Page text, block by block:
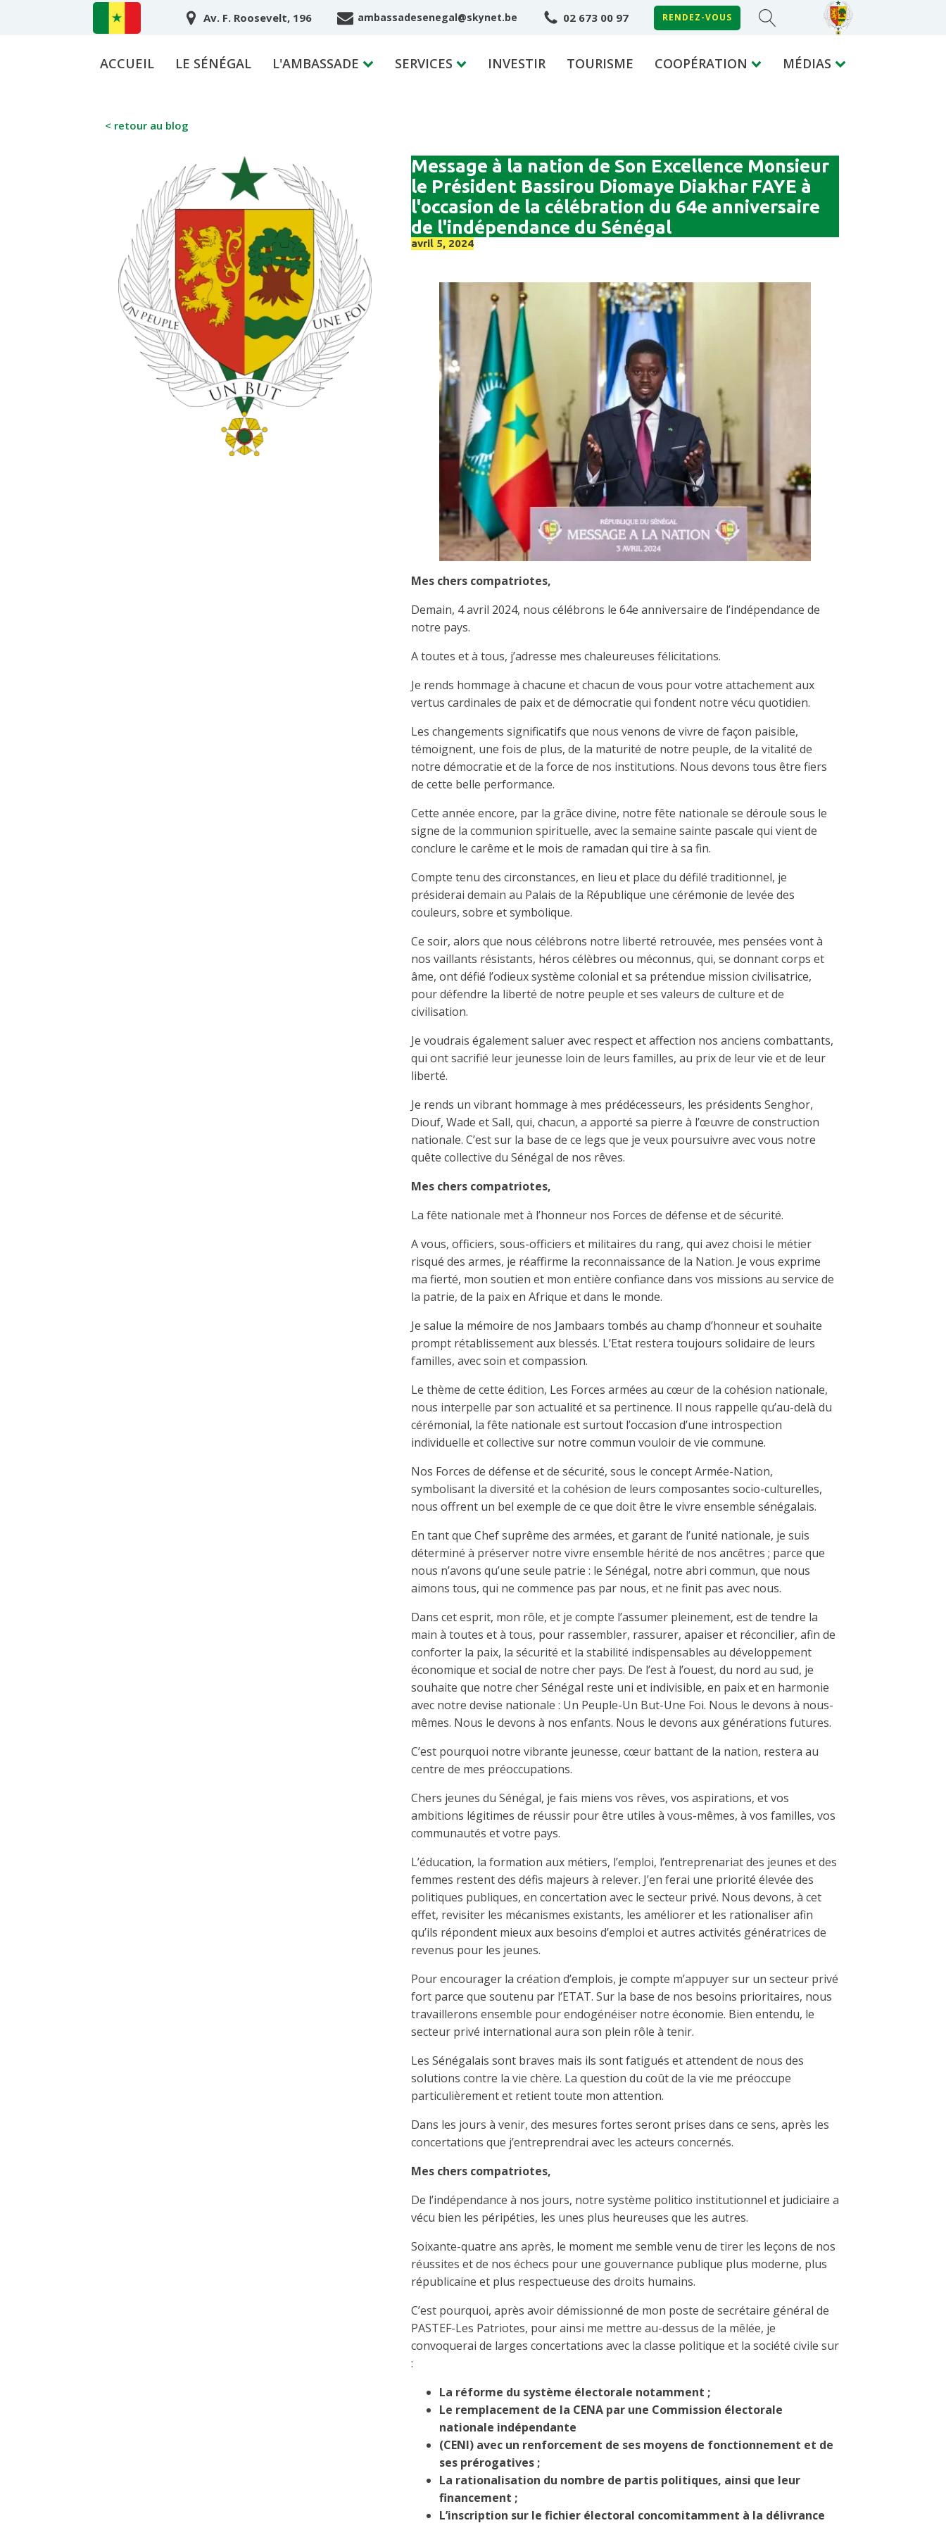
Av. F. Roosevelt, 196 ambassadesenegal@skynet.be 02 673 00 97 RENDEZ-VOUS
ACCUEIL LE SÉNÉGAL L'AMBASSADE SERVICES INVESTIR TOURISME COOPÉRATION MÉDIAS
< retour au blog
Message à la nation de Son Excellence Monsieur
le Président Bassirou Diomaye Diakhar FAYE à
l'occasion de la célébration du 64e anniversaire
de l'indépendance du Sénégal
avril 5, 2024
Mes chers compatriotes,
Demain, 4 avril 2024, nous célébrons le 64e anniversaire de l’indépendance de
notre pays.
A toutes et à tous, j’adresse mes chaleureuses félicitations.
Je rends hommage à chacune et chacun de vous pour votre attachement aux
vertus cardinales de paix et de démocratie qui fondent notre vécu quotidien.
Les changements significatifs que nous venons de vivre de façon paisible,
témoignent, une fois de plus, de la maturité de notre peuple, de la vitalité de
notre démocratie et de la force de nos institutions. Nous devons tous être fiers
de cette belle performance.
Cette année encore, par la grâce divine, notre fête nationale se déroule sous le
signe de la communion spirituelle, avec la semaine sainte pascale qui vient de
conclure le carême et le mois de ramadan qui tire à sa fin.
Compte tenu des circonstances, en lieu et place du défilé traditionnel, je
présiderai demain au Palais de la République une cérémonie de levée des
couleurs, sobre et symbolique.
Ce soir, alors que nous célébrons notre liberté retrouvée, mes pensées vont à
nos vaillants résistants, héros célèbres ou méconnus, qui, se donnant corps et
âme, ont défié l’odieux système colonial et sa prétendue mission civilisatrice,
pour défendre la liberté de notre peuple et ses valeurs de culture et de
civilisation.
Je voudrais également saluer avec respect et affection nos anciens combattants,
qui ont sacrifié leur jeunesse loin de leurs familles, au prix de leur vie et de leur
liberté.
Je rends un vibrant hommage à mes prédécesseurs, les présidents Senghor,
Diouf, Wade et Sall, qui, chacun, a apporté sa pierre à l’œuvre de construction
nationale. C’est sur la base de ce legs que je veux poursuivre avec vous notre
quête collective du Sénégal de nos rêves.
Mes chers compatriotes,
La fête nationale met à l’honneur nos Forces de défense et de sécurité.
A vous, officiers, sous-officiers et militaires du rang, qui avez choisi le métier
risqué des armes, je réaffirme la reconnaissance de la Nation. Je vous exprime
ma fierté, mon soutien et mon entière confiance dans vos missions au service de
la patrie, de la paix en Afrique et dans le monde.
Je salue la mémoire de nos Jambaars tombés au champ d’honneur et souhaite
prompt rétablissement aux blessés. L’Etat restera toujours solidaire de leurs
familles, avec soin et compassion.
Le thème de cette édition, Les Forces armées au cœur de la cohésion nationale,
nous interpelle par son actualité et sa pertinence. Il nous rappelle qu’au-delà du
cérémonial, la fête nationale est surtout l’occasion d’une introspection
individuelle et collective sur notre commun vouloir de vie commune.
Nos Forces de défense et de sécurité, sous le concept Armée-Nation,
symbolisant la diversité et la cohésion de leurs composantes socio-culturelles,
nous offrent un bel exemple de ce que doit être le vivre ensemble sénégalais.
En tant que Chef suprême des armées, et garant de l’unité nationale, je suis
déterminé à préserver notre vivre ensemble hérité de nos ancêtres ; parce que
nous n’avons qu’une seule patrie : le Sénégal, notre abri commun, que nous
aimons tous, qui ne commence pas par nous, et ne finit pas avec nous.
Dans cet esprit, mon rôle, et je compte l’assumer pleinement, est de tendre la
main à toutes et à tous, pour rassembler, rassurer, apaiser et réconcilier, afin de
conforter la paix, la sécurité et la stabilité indispensables au développement
économique et social de notre cher pays. De l’est à l’ouest, du nord au sud, je
souhaite que notre cher Sénégal reste uni et indivisible, en paix et en harmonie
avec notre devise nationale : Un Peuple-Un But-Une Foi. Nous le devons à nous-
mêmes. Nous le devons à nos enfants. Nous le devons aux générations futures.
C’est pourquoi notre vibrante jeunesse, cœur battant de la nation, restera au
centre de mes préoccupations.
Chers jeunes du Sénégal, je fais miens vos rêves, vos aspirations, et vos
ambitions légitimes de réussir pour être utiles à vous-mêmes, à vos familles, vos
communautés et votre pays.
L’éducation, la formation aux métiers, l’emploi, l’entreprenariat des jeunes et des
femmes restent des défis majeurs à relever. J’en ferai une priorité élevée des
politiques publiques, en concertation avec le secteur privé. Nous devons, à cet
effet, revisiter les mécanismes existants, les améliorer et les rationaliser afin
qu’ils répondent mieux aux besoins d’emploi et autres activités génératrices de
revenus pour les jeunes.
Pour encourager la création d’emplois, je compte m’appuyer sur un secteur privé
fort parce que soutenu par l’ETAT. Sur la base de nos besoins prioritaires, nous
travaillerons ensemble pour endogénéiser notre économie. Bien entendu, le
secteur privé international aura son plein rôle à tenir.
Les Sénégalais sont braves mais ils sont fatigués et attendent de nous des
solutions contre la vie chère. La question du coût de la vie me préoccupe
particulièrement et retient toute mon attention.
Dans les jours à venir, des mesures fortes seront prises dans ce sens, après les
concertations que j’entreprendrai avec les acteurs concernés.
Mes chers compatriotes,
De l’indépendance à nos jours, notre système politico institutionnel et judiciaire a
vécu bien les péripéties, les unes plus heureuses que les autres.
Soixante-quatre ans après, le moment me semble venu de tirer les leçons de nos
réussites et de nos échecs pour une gouvernance publique plus moderne, plus
républicaine et plus respectueuse des droits humains.
C’est pourquoi, après avoir démissionné de mon poste de secrétaire général de
PASTEF-Les Patriotes, pour ainsi me mettre au-dessus de la mêlée, je
convoquerai de larges concertations avec la classe politique et la société civile sur
:
La réforme du système électorale notamment ;
Le remplacement de la CENA par une Commission électorale
nationale indépendante
(CENI) avec un renforcement de ses moyens de fonctionnement et de
ses prérogatives ;
La rationalisation du nombre de partis politiques, ainsi que leur
financement ;
L’inscription sur le fichier électoral concomitamment à la délivrance